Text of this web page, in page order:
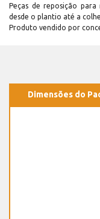
Peças de reposição
desde o plantio até a
Produto vendido por
Dimensões do